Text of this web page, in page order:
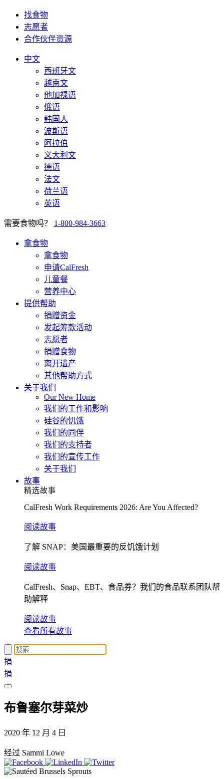
找食物
志愿者
合作伙伴资源
中文
西班牙文
越南文
他加禄语
俄语
韩国人
波斯语
阿拉伯
义大利文
德语
法文
荷兰语
英语
需要食物吗？ 1-800-984-3663
拿食物
拿食物
申请CalFresh
儿童餐
营养中心
提供帮助
捐赠资金
发起筹款活动
志愿者
捐赠食物
离开遗产
其他帮助方式
关于我们
Our New Home
我们的工作和影响
硅谷的饥饿
我们的同伴
我们的支持者
我们的宣传工作
关于我们
故事
精选故事
CalFresh Work Requirements 2026: Are You Affected?
阅读故事
了解 SNAP：美国最重要的反饥饿计划
阅读故事
CalFresh、Snap、EBT、食品券？我们的食品联系团队帮
助解释
阅读故事
查看所有故事
捐
捐
布鲁塞尔芽菜炒
2020 年 12 月 4 日
经过 Sammi Lowe